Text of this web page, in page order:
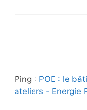
Ping : POE : le
ateliers - Energie